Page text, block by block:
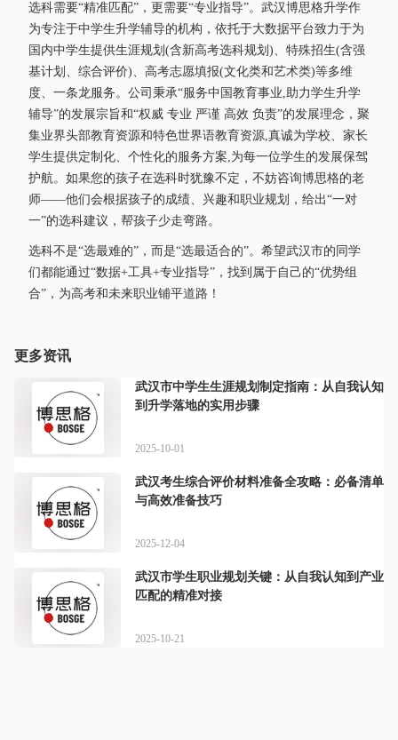
选科需要“精准匹配”，更需要“专业指导”。武汉博思格升学作
为专注于中学生升学辅导的机构，依托于大数据平台致力于为
国内中学生提供生涯规划(含新高考选科规划)、特殊招生(含强
基计划、综合评价)、高考志愿填报(文化类和艺术类)等多维
度、一条龙服务。公司秉承“服务中国教育事业,助力学生升学
辅导”的发展宗旨和“权威 专业 严谨 高效 负责”的发展理念，聚
集业界头部教育资源和特色世界语教育资源,真诚为学校、家长
学生提供定制化、个性化的服务方案,为每一位学生的发展保驾
护航。如果您的孩子在选科时犹豫不定，不妨咨询博思格的老
师——他们会根据孩子的成绩、兴趣和职业规划，给出“一对
一”的选科建议，帮孩子少走弯路。
选科不是“选最难的”，而是“选最适合的”。希望武汉市的同学
们都能通过“数据+工具+专业指导”，找到属于自己的“优势组
合”，为高考和未来职业铺平道路！
更多资讯
武汉市中学生生涯规划制定指南：从自我认知
到升学落地的实用步骤
2025-10-01
武汉考生综合评价材料准备全攻略：必备清单
与高效准备技巧
2025-12-04
武汉市学生职业规划关键：从自我认知到产业
匹配的精准对接
2025-10-21